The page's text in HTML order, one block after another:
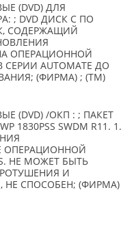
(DVD) ДЛЯ
; DVD ДИСК С ПО
СОДЕРЖАЩИЙ
ОПЕРАЦИОННОЙ
AUTOMATE ДО
(ФИРМА) ; (TM)
(DVD) /ОКП : ; ПАКЕТ
SWDM R11. 1.
ОПЕРАЦИОННОЙ
НЕ МОЖЕТ БЫТЬ
И
НЕ СПОСОБЕН; (ФИРМА)